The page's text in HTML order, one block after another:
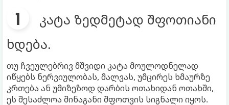
კატა ზედმეტად შფოთიანი
ხდება.
თუ ჩვეულებრივ მშვიდი კატა მოულოდნელად
იწყებს ნერვიულობას, მალვას, უმცირეს ხმაურზე
კრთება ან უმიზეზოდ დარბის ოთახიდან ოთახში,
ეს შესაძლოა შინაგანი შფოთვის სიგნალი იყოს.